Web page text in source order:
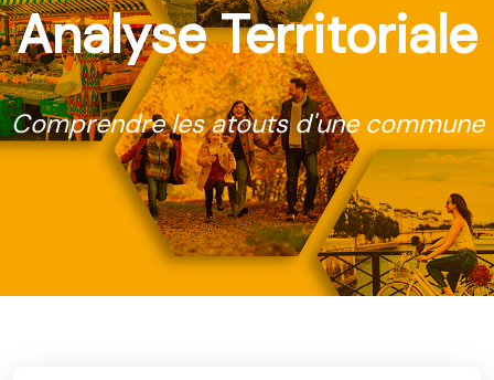
Analyse Territoriale
Comprendre les atouts d'une commune